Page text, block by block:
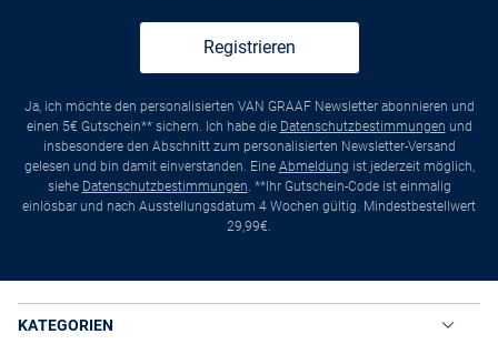
Registrieren
Ja, ich möchte den personalisierten VAN GRAAF Newsletter abonnieren und
einen 5€ Gutschein** sichern. Ich habe die Datenschutzbestimmungen und
insbesondere den Abschnitt zum personalisierten Newsletter-Versand
gelesen und bin damit einverstanden. Eine Abmeldung ist jederzeit möglich,
siehe Datenschutzbestimmungen. **Ihr Gutschein-Code ist einmalig
einlösbar und nach Ausstellungsdatum 4 Wochen gültig. Mindestbestellwert
29,99€.
KATEGORIEN